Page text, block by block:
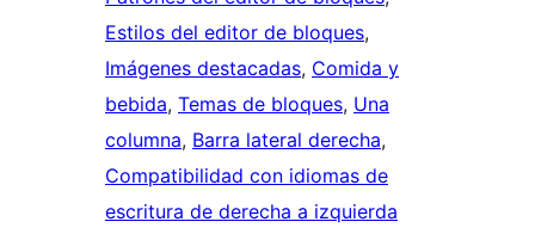
Estilos del editor de bloques
Imágenes destacadas, Comida y
bebida, Temas de bloques, Una
columna, Barra lateral derecha
Compatibilidad con idiomas de
escritura de derecha a izquierda